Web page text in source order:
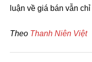
luận về giá bán vẫn
Theo Thanh Niên Việt